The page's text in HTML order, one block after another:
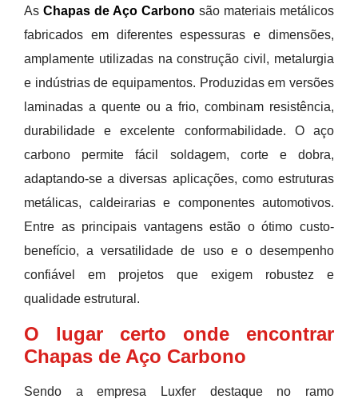
As Chapas de Aço Carbono são materiais metálicos
fabricados em diferentes espessuras e dimensões,
amplamente utilizadas na construção civil, metalurgia
e indústrias de equipamentos. Produzidas em versões
laminadas a quente ou a frio, combinam resistência,
durabilidade e excelente conformabilidade. O aço
carbono permite fácil soldagem, corte e dobra,
adaptando-se a diversas aplicações, como estruturas
metálicas, caldeirarias e componentes automotivos.
Entre as principais vantagens estão o ótimo custo-
benefício, a versatilidade de uso e o desempenho
confiável em projetos que exigem robustez e
qualidade estrutural.
O lugar certo onde encontrar
Chapas de Aço Carbono
Sendo a empresa Luxfer destaque no ramo